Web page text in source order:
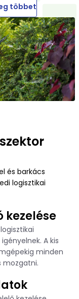
többet
és barkács
logisztikai
kezelése
A kis
minden
mozgatni.